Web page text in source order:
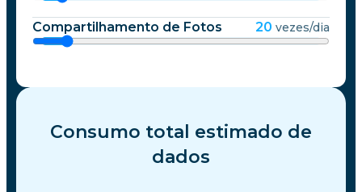
Compartilhamento de Fotos 20 vezes/dia
Consumo total estimado de
dados